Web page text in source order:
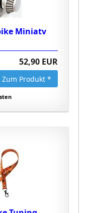
Miniatv
52,90 EUR
Zum Produkt *